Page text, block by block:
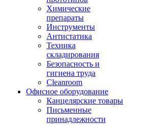
Химические
препараты
Инструменты
Aнтистатика
Техника
складирования
Безопасность и
гигиена труда
Cleanroom
Офисное оборудование
Канцелярские товары
Письменные
принадлежности